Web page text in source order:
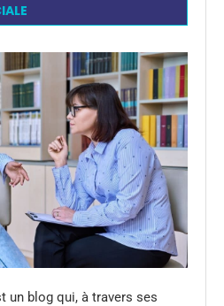
un blog qui, à travers ses